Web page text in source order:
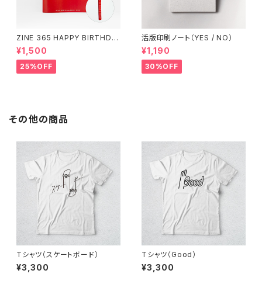
ZINE 365 HAPPY BIRTHDA
Y（アクリルキーホルダー付き）
¥1,500
25%OFF
活版印刷ノート（YES / NO）
¥1,190
30%OFF
その他の商品
Tシャツ（スケートボード）
¥3,300
Tシャツ（Good）
¥3,300